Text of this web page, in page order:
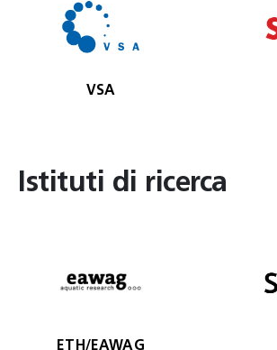
VSA
Istituti di ricerca
ETH/EAWAG